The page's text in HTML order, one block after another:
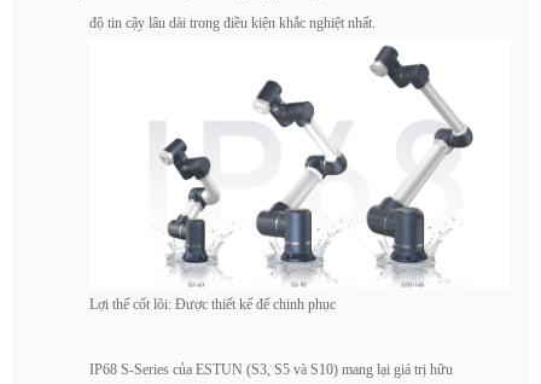
độ tin cậy lâu dài trong điều kiện khắc nghiệt nhất.
Lợi thế cốt lõi: Được thiết kế để chinh phục
IP68 S-Series của ESTUN (S3, S5 và S10) mang lại giá trị hữu